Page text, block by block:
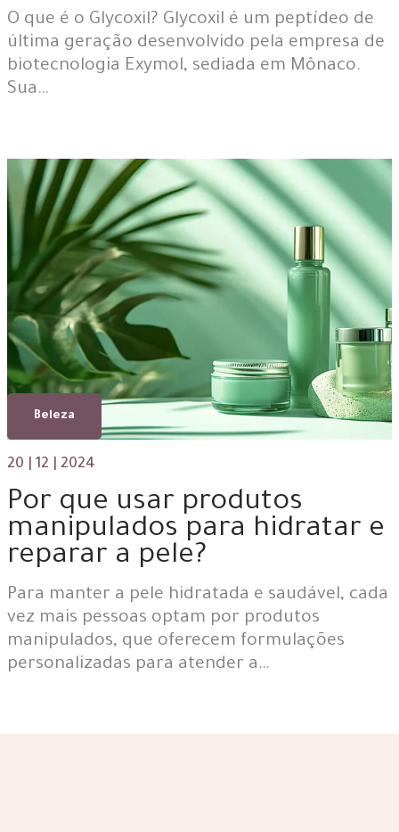
O que é o Glycoxil? Glycoxil é um peptídeo de
última geração desenvolvido pela empresa de
biotecnologia Exymol, sediada em Mônaco.
Sua…
Beleza
20 | 12 | 2024
Por que usar produtos
manipulados para hidratar e
reparar a pele?
Para manter a pele hidratada e saudável, cada
vez mais pessoas optam por produtos
manipulados, que oferecem formulações
personalizadas para atender a…